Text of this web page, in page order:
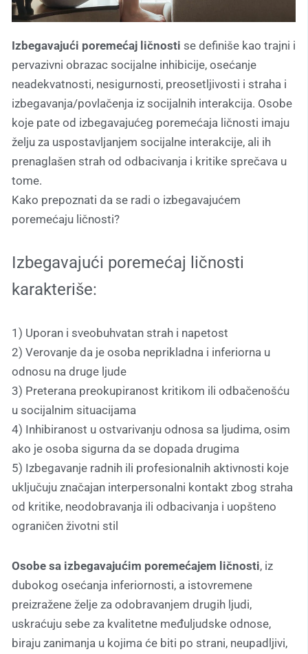
Izbegavajući poremećaj ličnosti se definiše kao trajni i
pervazivni obrazac socijalne inhibicije, osećanje
neadekvatnosti, nesigurnosti, preosetljivosti i straha i
izbegavanja/povlačenja iz socijalnih interakcija. Osobe
koje pate od izbegavajućeg poremećaja ličnosti imaju
želju za uspostavljanjem socijalne interakcije, ali ih
prenaglašen strah od odbacivanja i kritike sprečava u
tome.
Kako prepoznati da se radi o izbegavajućem
poremećaju ličnosti?
Izbegavajući poremećaj ličnosti
karakteriše:
1) Uporan i sveobuhvatan strah i napetost
2) Verovanje da je osoba neprikladna i inferiorna u
odnosu na druge ljude
3) Preterana preokupiranost kritikom ili odbačenošću
u socijalnim situacijama
4) Inhibiranost u ostvarivanju odnosa sa ljudima, osim
ako je osoba sigurna da se dopada drugima
5) Izbegavanje radnih ili profesionalnih aktivnosti koje
uključuju značajan interpersonalni kontakt zbog straha
od kritike, neodobravanja ili odbacivanja i uopšteno
ograničen životni stil
Osobe sa izbegavajućim poremećajem ličnosti, iz
dubokog osećanja inferiornosti, a istovremene
preizražene želje za odobravanjem drugih ljudi,
uskraćuju sebe za kvalitetne međuljudske odnose,
biraju zanimanja u kojima će biti po strani, neupadljivi,